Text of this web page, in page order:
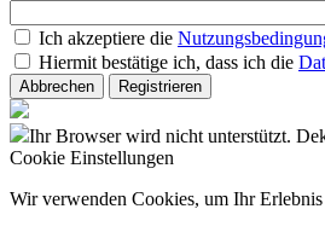
Ich akzeptiere die
Hiermit bestätige ich, dass ich die
Abbrechen Registrieren
Ihr Browser wird nicht unterstützt.
Cookie Einstellungen
Wir verwenden Cookies, um Ihr